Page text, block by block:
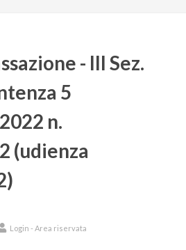
- III Sez.
5
n.
(udienza
Login - Area riservata